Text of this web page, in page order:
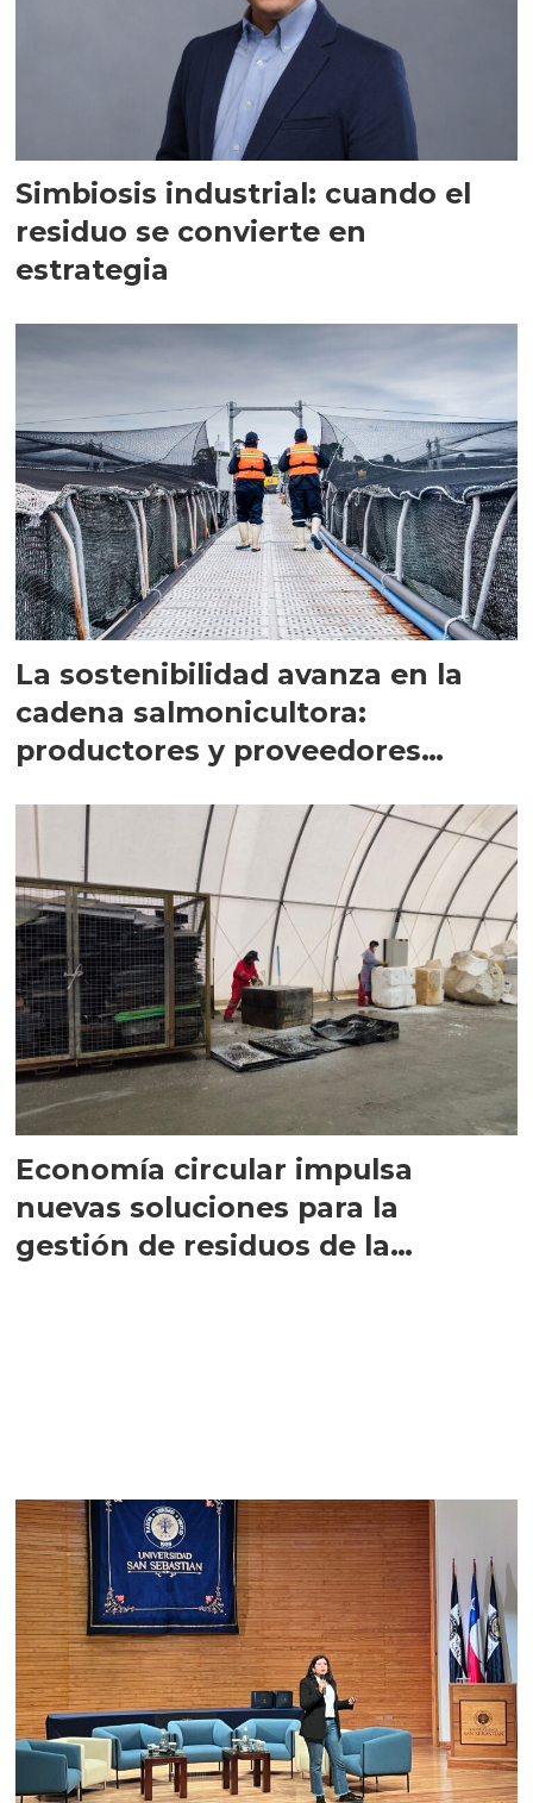
Simbiosis industrial: cuando el
residuo se convierte en
estrategia
La sostenibilidad avanza en la
cadena salmonicultora:
productores y proveedores
Economía circular impulsa
nuevas soluciones para la
gestión de residuos de la